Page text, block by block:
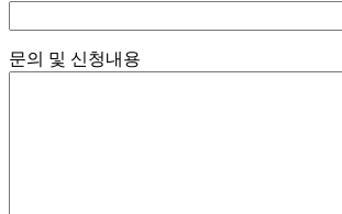
문의 및 신청내용